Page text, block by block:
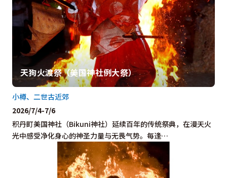
天狗火渡祭（美国神社例大祭）
积丹町美国神社（Bikuni神社）延续百年的传统祭典，在漫天火
光中感受净化身心的神圣力量与无畏气势。每逢…
小樽、二世古近郊
2026/7/4-7/6